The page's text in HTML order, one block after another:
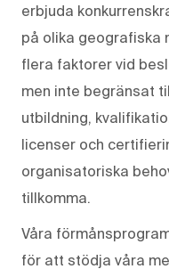
erbjuda
på olika geografiska
flera faktorer vid
men inte begränsat
utbildning,
licenser och
organisatoriska
tillkomma.
Våra
för att stödja våra